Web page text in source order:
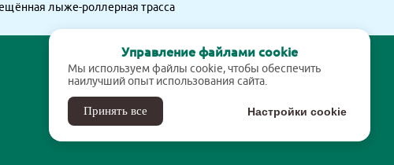
лыже-роллерная трасса
Создание и продвижение
сайтов ООО "Р-НЭЙМ"
Управление файлами cookie
Мы используем файлы cookie, чтобы обеспечить
наилучший опыт использования сайта.
Принять все Настройки cookie